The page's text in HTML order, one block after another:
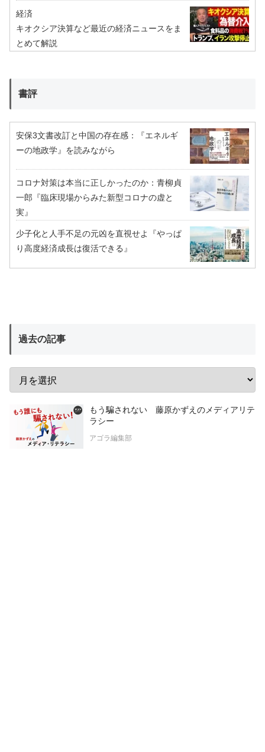
経済
キオクシア決算など最近の経済ニュースをま
とめて解説
書評
安保3文書改訂と中国の存在感：『エネルギ
ーの地政学』を読みながら
コロナ対策は本当に正しかったのか：青柳貞
一郎『臨床現場からみた新型コロナの虚と
実』
少子化と人手不足の元凶を直視せよ『やっぱ
り高度経済成長は復活できる』
過去の記事
もう騙されない 藤原かずえのメディアリテ
ラシー
アゴラ編集部